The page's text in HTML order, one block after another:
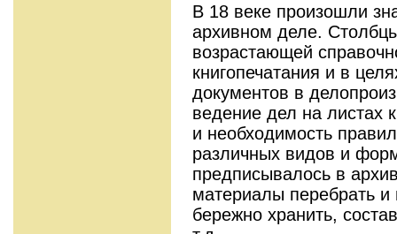
В 18 веке произошли
архивном деле.
возрастающей
книгопечатания и в
документов в
ведение дел на листах
и необходимость
различных видов и
предписывалось в
материалы перебрать и
бережно хранить,